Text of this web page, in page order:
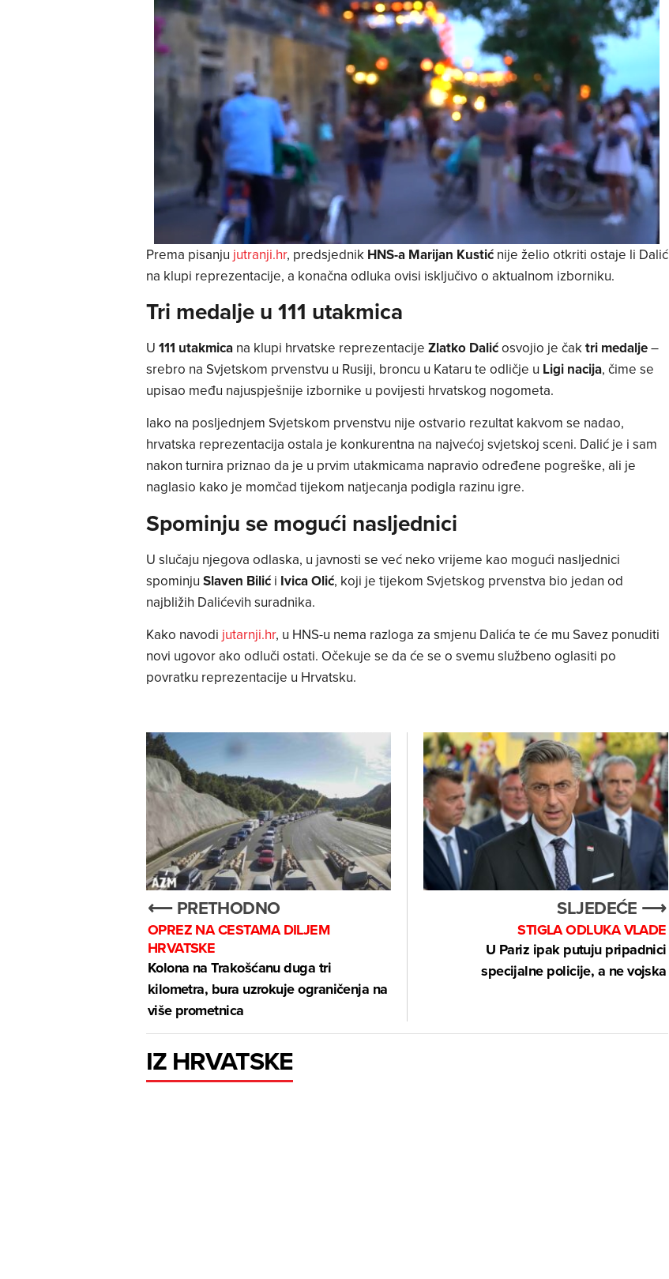
Prema pisanju jutranji.hr, predsjednik HNS-a Marijan Kustićnije želio otkriti ostaje li Dalić
na klupi reprezentacije, a konačna odluka ovisi isključivo o aktualnom izborniku.
Tri medalje u 111 utakmica
U 111 utakmicana klupi hrvatske reprezentacije Zlatko Dalićosvojio je čaktri medalje–
srebro na Svjetskom prvenstvu u Rusiji, broncu u Kataru te odličje u Ligi nacija, čime se
upisao među najuspješnije izbornike u povijesti hrvatskog nogometa.
Iako na posljednjem Svjetskom prvenstvu nije ostvario rezultat kakvom se nadao,
hrvatska reprezentacija ostala je konkurentna na najvećoj svjetskoj sceni. Dalić je i sam
nakon turnira priznao da je u prvim utakmicama napravio određene pogreške, ali je
naglasio kako je momčad tijekom natjecanja podigla razinu igre.
Spominju se mogući nasljednici
U slučaju njegova odlaska, u javnosti se već neko vrijeme kao mogući nasljednici
spominju Slaven Bilići Ivica Olić, koji je tijekom Svjetskog prvenstva bio jedan od
najbližih Dalićevih suradnika.
Kako navodi jutarnji.hr, u HNS-u nema razloga za smjenu Dalića te će mu Savez ponuditi
novi ugovor ako odluči ostati. Očekuje se da će se o svemu službeno oglasiti po
povratku reprezentacije u Hrvatsku.
⟵ PRETHODNO
OPREZ NA CESTAMA DILJEM
HRVATSKE
Kolona na Trakošćanu duga tri
kilometra, bura uzrokuje ograničenja na
više prometnica
SLJEDEĆE ⟶
STIGLA ODLUKA VLADE
U Pariz ipak putuju pripadnici
specijalne policije, a ne vojska
IZ HRVATSKE